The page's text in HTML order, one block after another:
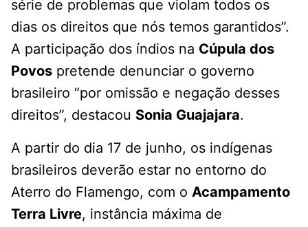
série de problemas que violam todos os
dias os direitos que nós temos garantidos”.
A participação dos índios na Cúpula dos
Povos pretende denunciar o governo
brasileiro “por omissão e negação desses
direitos”, destacou Sonia Guajajara.
A partir do dia 17 de junho, os indígenas
brasileiros deverão estar no entorno do
Aterro do Flamengo, com o Acampamento
Terra Livre, instância máxima de